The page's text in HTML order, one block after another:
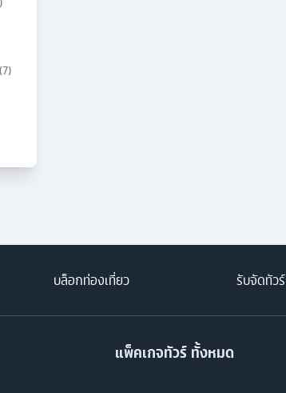
7
บล็อกท่องเที่ยว รับจัดทัวร์
แพ็คเกจทัวร์ ทั้งหมด